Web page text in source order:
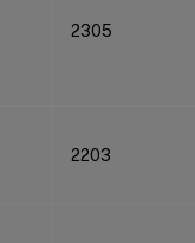
2305
2203